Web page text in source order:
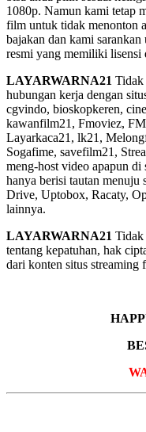
1080p. Namun kami tetap
film untuk tidak menonton
bajakan dan kami
resmi yang memiliki lisensi
LAYARWARNA21 Tidak
hubungan kerja dengan
cgvindo, bioskopkeren,
kawanfilm21, Fmoviez,
Layarkaca21, lk21,
Sogafime, savefilm21,
meng-host video apapun
hanya berisi tautan
Drive, Uptobox, Racaty,
lainnya.
LAYARWARNA21 Tidak
tentang kepatuhan, hak
dari konten situs streaming